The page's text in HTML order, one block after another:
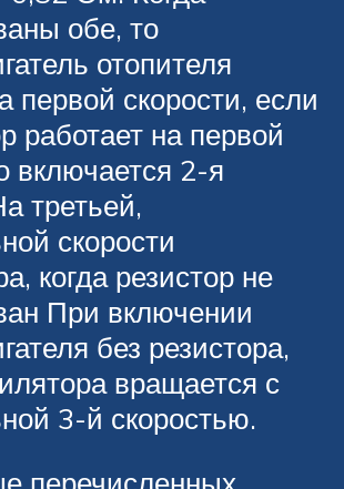
обе, то
отопителя
первой скорости, если
работает на первой
включается 2-я
третьей,
скорости
когда резистор не
При включении
без резистора,
вращается с
3-й скоростью.